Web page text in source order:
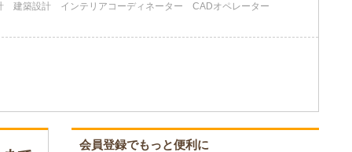
建築設計 インテリアコーディネーター CADオペレーター
会員登録でもっと便利に